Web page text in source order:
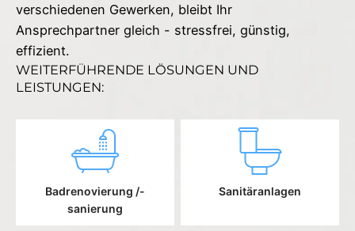
verschiedenen Gewerken, bleibt Ihr
Ansprechpartner gleich - stressfrei, günstig,
effizient.
WEITERFÜHRENDE LÖSUNGEN UND
LEISTUNGEN:
Badrenovierung /-
sanierung
Sanitäranlagen